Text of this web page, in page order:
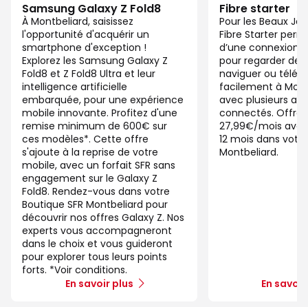
Samsung Galaxy Z Fold8
À Montbeliard, saisissez
l'opportunité d'acquérir un
smartphone d'exception !
Explorez les Samsung Galaxy Z
Fold8 et Z Fold8 Ultra et leur
intelligence artificielle
embarquée, pour une expérience
mobile innovante. Profitez d'une
remise minimum de 600€ sur
ces modèles*. Cette offre
s'ajoute à la reprise de votre
mobile, avec un forfait SFR sans
engagement sur le Galaxy Z
Fold8. Rendez-vous dans votre
Boutique SFR Montbeliard pour
découvrir nos offres Galaxy Z. Nos
experts vous accompagneront
dans le choix et vous guideront
pour explorer tous leurs points
forts. *Voir conditions.
En savoir plus
Fibre starter
Pour les Beaux
Fibre Starter
d’une connexion
pour regarder des
naviguer ou
facilement à
avec plusieurs
connectés. Offre
27,99€/mois
12 mois dans
Montbeliard.
En